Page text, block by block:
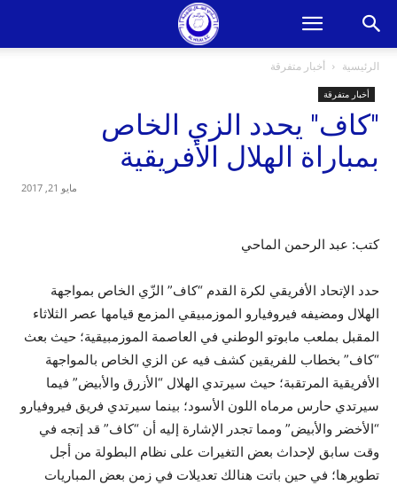
الرئيسية أخبار متفرقة
أخبار متفرقة
"كاف" يحدد الزي الخاص
بمباراة الهلال الأفريقية
مايو 21, 2017
كتب: عبد الرحمن الماحي
حدد الإتحاد الأفريقي لكرة القدم “كاف” الزّي الخاص بمواجهة
الهلال ومضيفه فيروفيارو الموزمبيقي المزمع قيامها عصر الثلاثاء
المقبل بملعب مابوتو الوطني في العاصمة الموزمبيقية؛ حيث بعث
“كاف” بخطاب للفريقين كشف فيه عن الزي الخاص بالمواجهة
الأفريقية المرتقبة؛ حيث سيرتدي الهلال “الأزرق والأبيض” فيما
سيرتدي حارس مرماه اللون الأسود؛ بينما سيرتدي فريق فيروفيارو
“الأخضر والأبيض” ومما تجدر الإشارة إليه أن “كاف” قد إتجه في
وقت سابق لإحداث بعض التغيرات على نظام البطولة من أجل
تطويرها؛ في حين باتت هنالك تعديلات في زمن بعض المباريات